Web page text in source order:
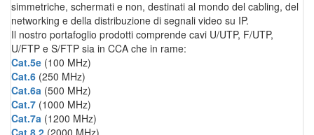
simmetriche, schermati e non, destinati al mondo del cabling, del
networking e della distribuzione di segnali video su IP.
Il nostro portafoglio prodotti comprende cavi U/UTP, F/UTP,
U/FTP e S/FTP sia in CCA che in rame:
Cat.5e (100 MHz)
Cat.6 (250 MHz)
Cat.6a (500 MHz)
Cat.7 (1000 MHz)
Cat.7a (1200 MHz)
Cat 8.2 (2000 MHz)